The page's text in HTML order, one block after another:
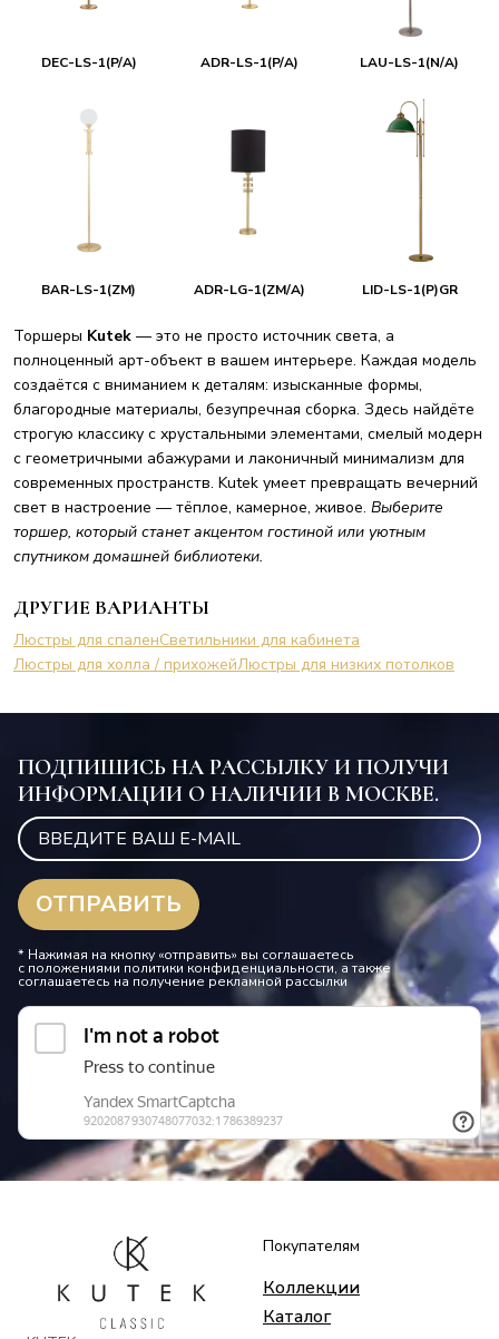
DEC-LS-1(P/A) ADR-LS-1(P/A) LAU-LS-1(N/A)
BAR-LS-1(ZM) ADR-LG-1(ZM/A) LID-LS-1(P)GR
Торшеры Kutek — это не просто источник света, а
полноценный арт-объект в вашем интерьере. Каждая модель
создаётся с вниманием к деталям: изысканные формы,
благородные материалы, безупречная сборка. Здесь найдёте
строгую классику с хрустальными элементами, смелый модерн
с геометричными абажурами и лаконичный минимализм для
современных пространств. Kutek умеет превращать вечерний
свет в настроение — тёплое, камерное, живое. Выберите
торшер, который станет акцентом гостиной или уютным
спутником домашней библиотеки.
ДРУГИЕ ВАРИАНТЫ
Люстры для спаленСветильники для кабинета
Люстры для холла / прихожейЛюстры для низких потолков
ПОДПИШИСЬ НА РАССЫЛКУ И ПОЛУЧИ
ИНФОРМАЦИИ О НАЛИЧИИ В МОСКВЕ.
* Нажимая на кнопку «отправить» вы соглашаетесь
с положениями политики конфиденциальности, а также
соглашаетесь на получение рекламной рассылки
Покупателям
Коллекции
Каталог